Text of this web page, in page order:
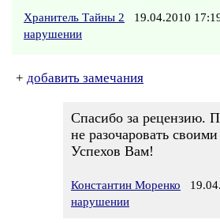
Хранитель Тайны 2 19.04.2010
нарушении
+ добавить замечания
Спасибо за рецензию.
не разочаровать
Успехов Вам!
Константин Моренко
нарушении